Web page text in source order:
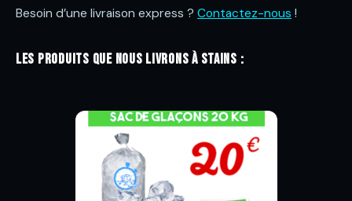
Besoin d’une livraison express ? Contactez-nous !
Les produits que nous livrons à Stains :